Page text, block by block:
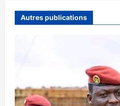
Autres publications